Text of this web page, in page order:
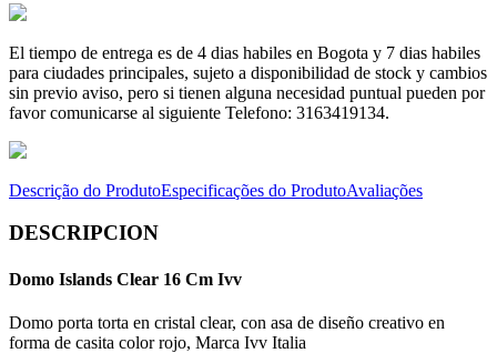
El tiempo de entrega es de 4 dias habiles en Bogota y 7 dias habiles
para ciudades principales, sujeto a disponibilidad de stock y cambios
sin previo aviso, pero si tienen alguna necesidad puntual pueden por
favor comunicarse al siguiente Telefono: 3163419134.
Descrição do ProdutoEspecificações do ProdutoAvaliações
DESCRIPCION
Domo Islands Clear 16 Cm Ivv
Domo porta torta en cristal clear, con asa de diseño creativo en
forma de casita color rojo, Marca Ivv Italia